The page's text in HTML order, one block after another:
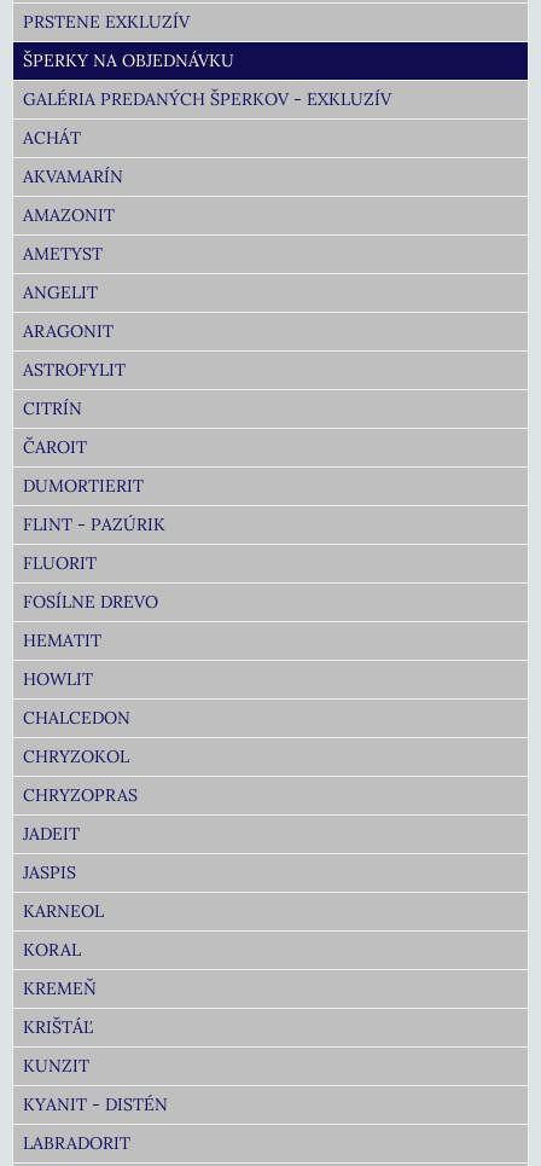
PRSTENE EXKLUZÍV
ŠPERKY NA OBJEDNÁVKU
GALÉRIA PREDANÝCH ŠPERKOV - EXKLUZÍV
ACHÁT
AKVAMARÍN
AMAZONIT
AMETYST
ANGELIT
ARAGONIT
ASTROFYLIT
CITRÍN
ČAROIT
DUMORTIERIT
FLINT - PAZÚRIK
FLUORIT
FOSÍLNE DREVO
HEMATIT
HOWLIT
CHALCEDON
CHRYZOKOL
CHRYZOPRAS
JADEIT
JASPIS
KARNEOL
KORAL
KREMEŇ
KRIŠTÁĽ
KUNZIT
KYANIT - DISTÉN
LABRADORIT